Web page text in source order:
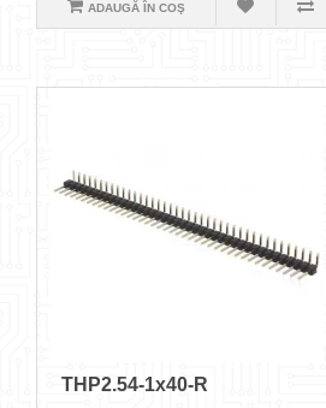
ADAUGĂ ÎN COŞ
THP2.54-1x40-R